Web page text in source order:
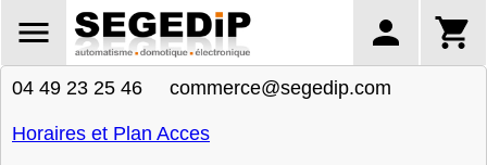
04 49 23 25 46 commerce@segedip.com
Horaires et Plan Acces